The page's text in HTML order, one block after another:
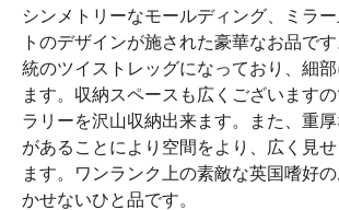
シンメトリーなモールディング、ミラ
トのデザインが施された豪華なお品で
統のツイストレッグになっており、細
ます。収納スペースも広くございます
ラリーを沢山収納出来ます。また、重
があることにより空間をより、広く見
ます。ワンランク上の素敵な英国嗜好
かせないひと品です。